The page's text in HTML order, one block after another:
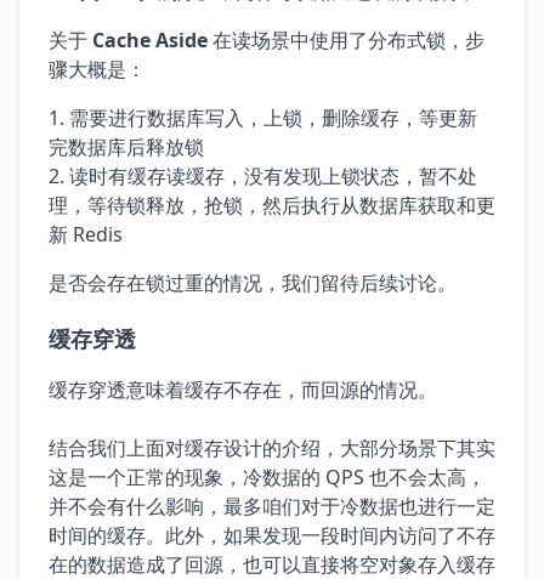
关于 Cache Aside在读场景中使用了分布式锁，步
骤大概是：
需要进行数据库写入，上锁，删除缓存，等更新
完数据库后释放锁
读时有缓存读缓存，没有发现上锁状态，暂不处
理，等待锁释放，抢锁，然后执行从数据库获取和更
新 Redis
是否会存在锁过重的情况，我们留待后续讨论。
缓存穿透
缓存穿透意味着缓存不存在，而回源的情况。
结合我们上面对缓存设计的介绍，大部分场景下其实
这是一个正常的现象，冷数据的 QPS 也不会太高，
并不会有什么影响，最多咱们对于冷数据也进行一定
时间的缓存。此外，如果发现一段时间内访问了不存
在的数据造成了回源，也可以直接将空对象存入缓存